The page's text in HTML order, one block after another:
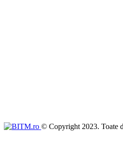
© Copyright 2023. Toate